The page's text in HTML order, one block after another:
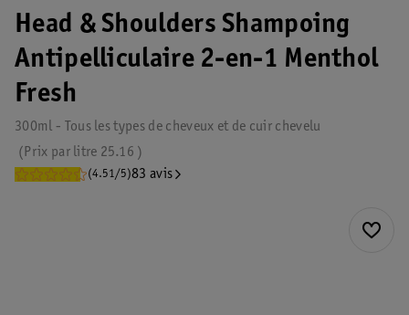
Head & Shoulders Shampoing
Antipelliculaire 2-en-1 Menthol
Fresh
300ml - Tous les types de cheveux et de cuir chevelu
25.16
Prix par litre
(4.51/5)83 avis